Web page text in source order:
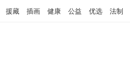
援藏 插画 健康 公益 优选 法制